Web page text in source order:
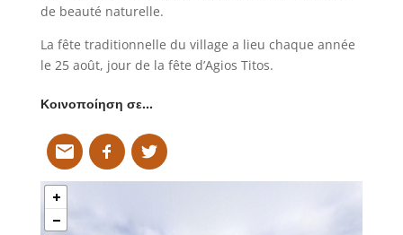
de beauté naturelle.
La fête traditionnelle du village a lieu chaque année
le 25 août, jour de la fête d’Agios Titos.
Κοινοποίηση σε…